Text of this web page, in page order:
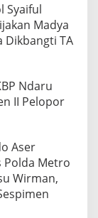
Syaiful
Madya
Dikbangti TA
Ndaru
II Pelopor
Aser
Polda Metro
Wirman,